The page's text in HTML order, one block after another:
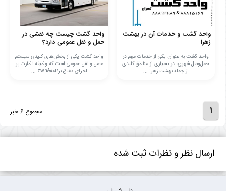
واحد گشت و خدمات آن در بهشت
زهرا
واحد گشت به عنوان یکی از خدمات مهم در
حمل‌ونقل شهری، در بسیاری از مناطق کلیدی
از جمله بهشت زهرا ...
واحد گشت چیست چه نقشی در
حمل و نقل عمومی دارد؟
واحد گشت یکی از بخش‌های کلیدی سیستم
حمل و نقل عمومی است که وظیفه نظارت بر
اجرای دقیق برنامه&zwn ...
1 مجموع 6 خبر
ارسال نظر و نظرات ثبت شده